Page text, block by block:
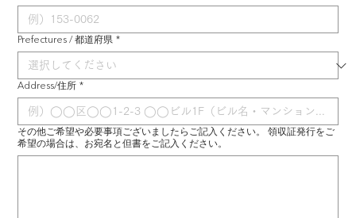
Prefectures / 都道府県 *
Address/住所 *
その他ご希望や必要事項ございましたらご記入ください。 領収証発行をご
希望の場合は、お宛名と但書をご記入ください。